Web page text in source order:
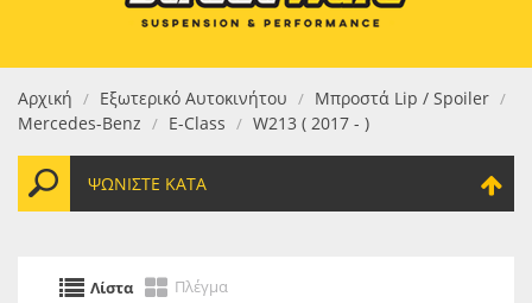
Αρχική / Εξωτερικό Αυτοκινήτου / Μπροστά Lip / Spoiler /
Mercedes-Benz / E-Class / W213 ( 2017 - )
ΨΩΝΊΣΤΕ ΚΑΤΆ
Λίστα Πλέγμα